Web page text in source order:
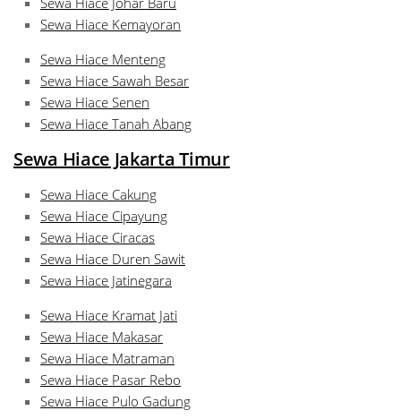
Sewa Hiace Kemayoran
Sewa Hiace Menteng
Sewa Hiace Sawah Besar
Sewa Hiace Senen
Sewa Hiace Tanah Abang
Sewa Hiace Jakarta Timur
Sewa Hiace Cakung
Sewa Hiace Cipayung
Sewa Hiace Ciracas
Sewa Hiace Duren Sawit
Sewa Hiace Jatinegara
Sewa Hiace Kramat Jati
Sewa Hiace Makasar
Sewa Hiace Matraman
Sewa Hiace Pasar Rebo
Sewa Hiace Pulo Gadung